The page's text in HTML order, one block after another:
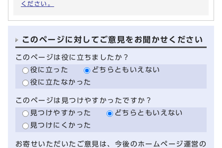
ください。
このページに対してご意見をお聞かせください
このページは役に立ちましたか？
役に立った
どちらともいえない
役に立たなかった
このページは見つけやすかったですか？
見つけやすかった
どちらともいえない
見つけにくかった
お寄せいただいたご意見は、今後のホームページ運営の